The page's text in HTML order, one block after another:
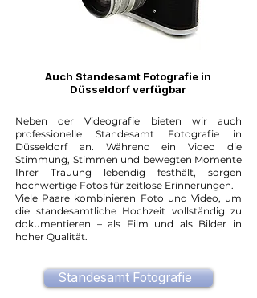
Auch Standesamt Fotografie in
Düsseldorf verfügbar
Neben der Videografie bieten wir auch
professionelle Standesamt Fotografie in
Düsseldorf an. Während ein Video die
Stimmung, Stimmen und bewegten Momente
Ihrer Trauung lebendig festhält, sorgen
hochwertige Fotos für zeitlose Erinnerungen.
Viele Paare kombinieren Foto und Video, um
die standesamtliche Hochzeit vollständig zu
dokumentieren – als Film und als Bilder in
hoher Qualität.
Standesamt Fotografie